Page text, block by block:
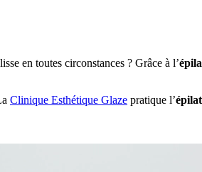
en toutes circonstances ? Grâce à l’
Clinique Esthétique Glaze pratique l’